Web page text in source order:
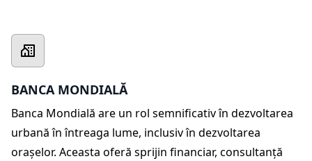
BANCA MONDIALĂ
Banca Mondială are un rol semnificativ în dezvoltarea
urbană în întreaga lume, inclusiv în dezvoltarea
orașelor. Aceasta oferă sprijin financiar, consultanță